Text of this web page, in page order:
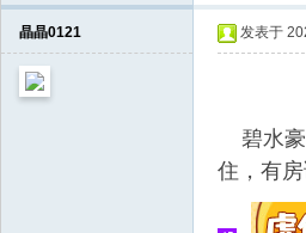
晶晶0121 发表于
碧水豪
住，有